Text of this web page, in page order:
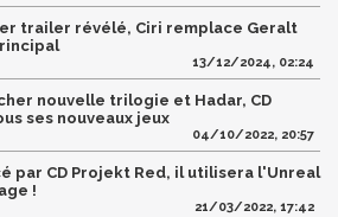
trailer révélé, Ciri remplace Geralt
13/12/2024, 02:24
nouvelle trilogie et Hadar, CD
ses nouveaux jeux
04/10/2022, 20:57
par CD Projekt Red, il utilisera l'Unreal
!
21/03/2022, 17:42